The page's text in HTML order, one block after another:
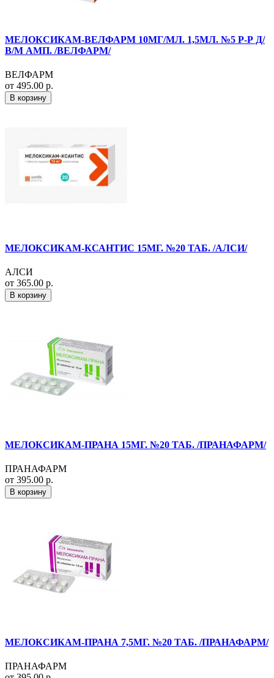
МЕЛОКСИКАМ-ВЕЛФАРМ 10МГ/МЛ. 1,5МЛ. №5 Р-Р Д/
В/М АМП. /ВЕЛФАРМ/
ВЕЛФАРМ
от 495.00 р.
В корзину
МЕЛОКСИКАМ-КСАНТИС 15МГ. №20 ТАБ. /АЛСИ/
АЛСИ
от 365.00 р.
В корзину
МЕЛОКСИКАМ-ПРАНА 15МГ. №20 ТАБ. /ПРАНАФАРМ/
ПРАНАФАРМ
от 395.00 р.
В корзину
МЕЛОКСИКАМ-ПРАНА 7,5МГ. №20 ТАБ. /ПРАНАФАРМ/
ПРАНАФАРМ